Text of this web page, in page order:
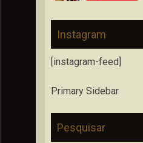
Instagram
[instagram-feed]
Primary Sidebar
Pesquisar